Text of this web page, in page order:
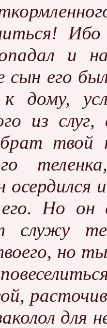
и
его был
к дому,
из
твой
осердился
его. Но
служу
но
для